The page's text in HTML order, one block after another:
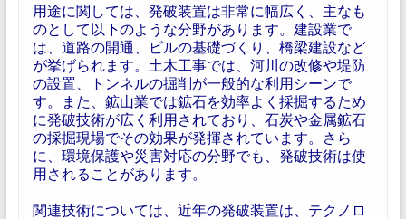
用途に関しては、発破装置は非常に幅広く、主なも
のとして以下のような分野があります。建設業で
は、道路の開通、ビルの基礎づくり、橋梁建設など
が挙げられます。土木工事では、河川の改修や堤防
の設置、トンネルの掘削が一般的な利用シーンで
す。また、鉱山業では鉱石を効率よく採掘するため
に発破技術が広く利用されており、石炭や金属鉱石
の採掘現場でその効果が発揮されています。さら
に、環境保護や災害対応の分野でも、発破技術は使
用されることがあります。
関連技術については、近年の発破装置は、テクノロ